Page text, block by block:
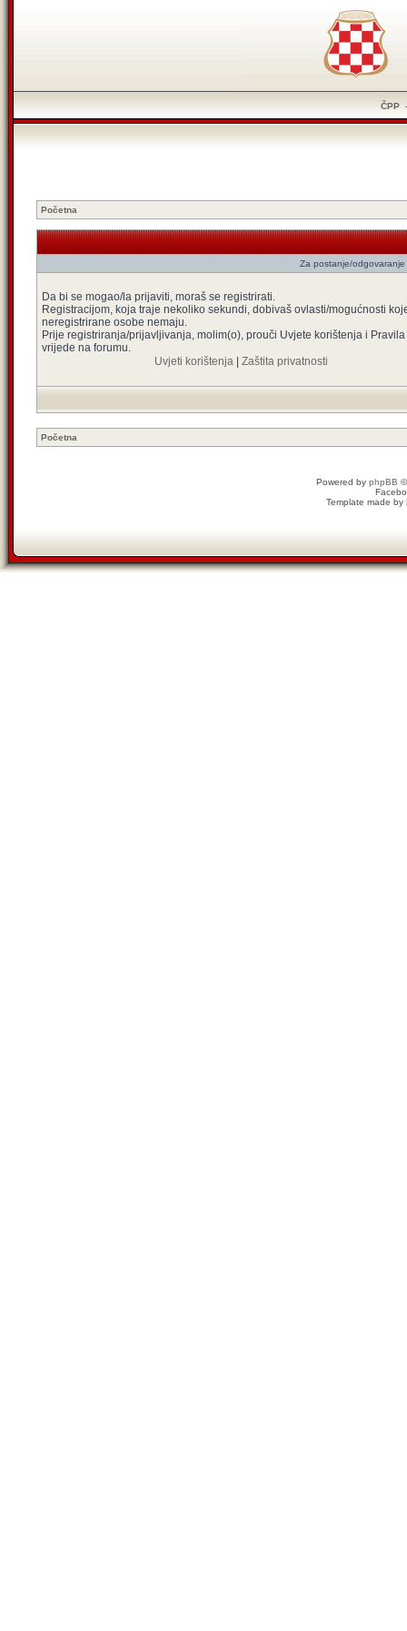
ČPP
Početna
Za postanje/
Da bi se mogao/la prijaviti, moraš se registrirati.
Registracijom, koja traje nekoliko sekundi, dobivaš ovlasti/mogućnosti
neregistrirane osobe nemaju.
Prije registriranja/prijavljivanja, molim(o), prouči Uvjete korištenja i
vrijede na forumu.
Uvjeti korištenja| Zaštita privatnosti
Početna
Powered by phpBB
Template made by